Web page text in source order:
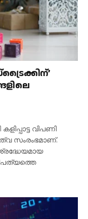
വിപണി
സംരംഭമാണ്.